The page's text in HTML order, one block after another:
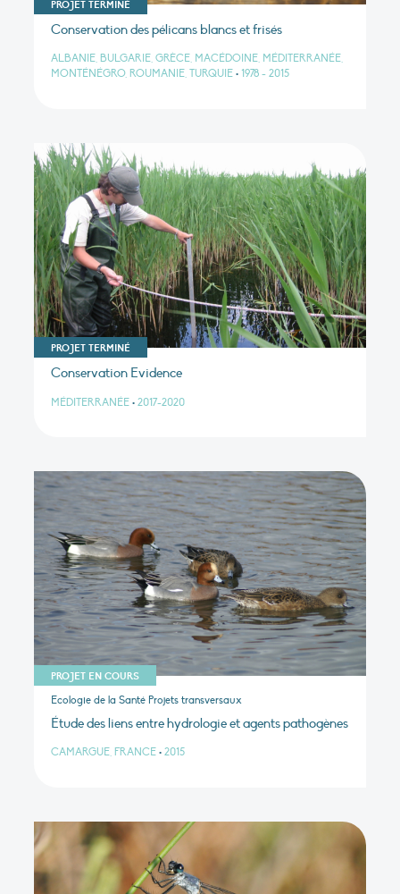
PROJET TERMINÉ
Conservation des pélicans blancs et frisés
ALBANIE, BULGARIE, GRÈCE, MACÉDOINE, MÉDITERRANÉE,
MONTÉNÉGRO, ROUMANIE, TURQUIE • 1978 - 2015
PROJET TERMINÉ
Conservation Evidence
MÉDITERRANÉE • 2017-2020
PROJET EN COURS
Ecologie de la Santé Projets transversaux
Étude des liens entre hydrologie et agents pathogènes
CAMARGUE, FRANCE • 2015